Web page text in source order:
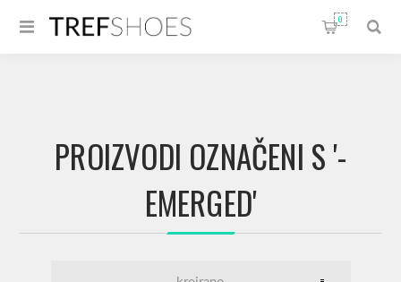
0
PROIZVODI OZNAČENI S '-
EMERGED'